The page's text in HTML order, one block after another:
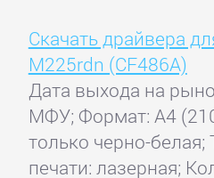
Скачать драйвера
M225rdn (CF486A)
Дата выхода на
МФУ; Формат: A4
только черно-белая;
печати: лазерная;